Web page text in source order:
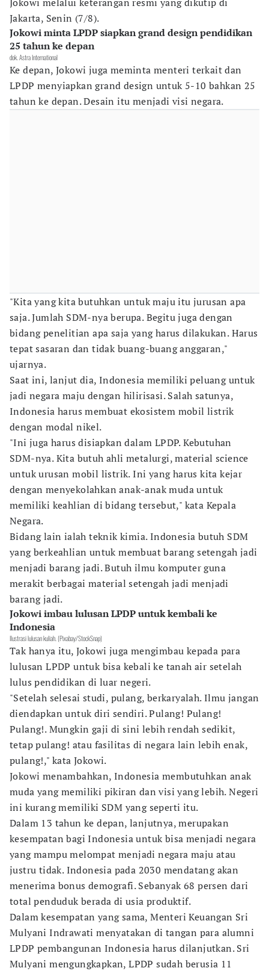
Jakarta, Senin (7/8).
Jokowi minta LPDP siapkan grand design pendidikan
25 tahun ke depan
dok. Astra International
Ke depan, Jokowi juga meminta menteri terkait dan
LPDP menyiapkan grand design untuk 5-10 bahkan 25
tahun ke depan. Desain itu menjadi visi negara.
"Kita yang kita butuhkan untuk maju itu jurusan apa
saja. Jumlah SDM-nya berupa. Begitu juga dengan
bidang penelitian apa saja yang harus dilakukan. Harus
tepat sasaran dan tidak buang-buang anggaran,"
ujarnya.
Saat ini, lanjut dia, Indonesia memiliki peluang untuk
jadi negara maju dengan hilirisasi. Salah satunya,
Indonesia harus membuat ekosistem mobil listrik
dengan modal nikel.
"Ini juga harus disiapkan dalam LPDP. Kebutuhan
SDM-nya. Kita butuh ahli metalurgi, material science
untuk urusan mobil listrik. Ini yang harus kita kejar
dengan menyekolahkan anak-anak muda untuk
memiliki keahlian di bidang tersebut," kata Kepala
Negara.
Bidang lain ialah teknik kimia. Indonesia butuh SDM
yang berkeahlian untuk membuat barang setengah jadi
menjadi barang jadi. Butuh ilmu komputer guna
merakit berbagai material setengah jadi menjadi
barang jadi.
Jokowi imbau lulusan LPDP untuk kembali ke
Indonesia
Ilustrasi lulusan kuliah. (Pixabay/StockSnap)
Tak hanya itu, Jokowi juga mengimbau kepada para
lulusan LPDP untuk bisa kebali ke tanah air setelah
lulus pendidikan di luar negeri.
"Setelah selesai studi, pulang, berkaryalah. Ilmu jangan
diendapkan untuk diri sendiri. Pulang! Pulang!
Pulang!. Mungkin gaji di sini lebih rendah sedikit,
tetap pulang! atau fasilitas di negara lain lebih enak,
pulang!," kata Jokowi.
Jokowi menambahkan, Indonesia membutuhkan anak
muda yang memiliki pikiran dan visi yang lebih. Negeri
ini kurang memiliki SDM yang seperti itu.
Dalam 13 tahun ke depan, lanjutnya, merupakan
kesempatan bagi Indonesia untuk bisa menjadi negara
yang mampu melompat menjadi negara maju atau
justru tidak. Indonesia pada 2030 mendatang akan
menerima bonus demografi. Sebanyak 68 persen dari
total penduduk berada di usia produktif.
Dalam kesempatan yang sama, Menteri Keuangan Sri
Mulyani Indrawati menyatakan di tangan para alumni
LPDP pembangunan Indonesia harus dilanjutkan. Sri
Mulyani mengungkapkan, LPDP sudah berusia 11